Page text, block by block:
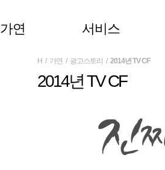
가연 서비스
H / 가연 / 광고스토리 / 2014년 TV CF
2014년 TV CF